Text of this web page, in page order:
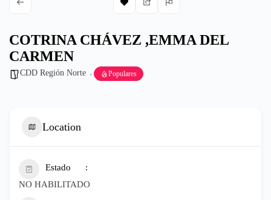
COTRINA CHÁVEZ ,EMMA DEL
CARMEN
CDD Región Norte Populares
Location
Estado
NO HABILITADO